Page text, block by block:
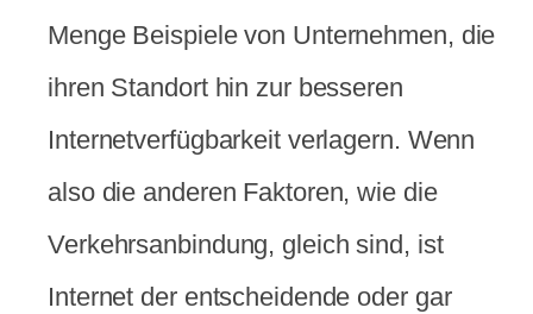
Menge Beispiele von Unternehmen, die
ihren Standort hin zur besseren
Internetverfügbarkeit verlagern. Wenn
also die anderen Faktoren, wie die
Verkehrsanbindung, gleich sind, ist
Internet der entscheidende oder gar